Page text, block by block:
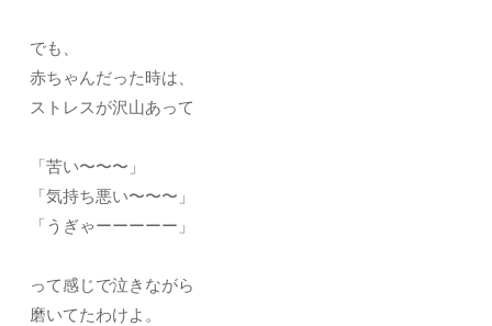
でも、
赤ちゃんだった時は、
ストレスが沢山あって
「苦い〜〜〜」
「気持ち悪い〜〜〜」
「うぎゃーーーーー」
って感じで泣きながら
磨いてたわけよ。